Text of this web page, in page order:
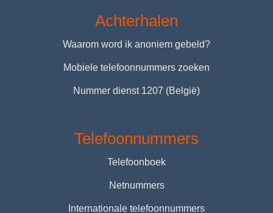
Achterhalen
Waarom word ik anoniem gebeld?
Mobiele telefoonnummers zoeken
Nummer dienst 1207 (België)
Telefoonnummers
Telefoonboek
Netnummers
Internationale telefoonnummers